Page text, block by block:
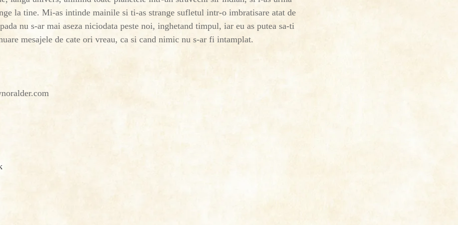
la tine. Mi-as intinde mainile si ti-as strange sufletul intr-o imbratisare atat de
nu s-ar mai aseza niciodata peste noi, inghetand timpul, iar eu as putea sa-ti
mesajele de cate ori vreau, ca si cand nimic nu s-ar fi intamplat.